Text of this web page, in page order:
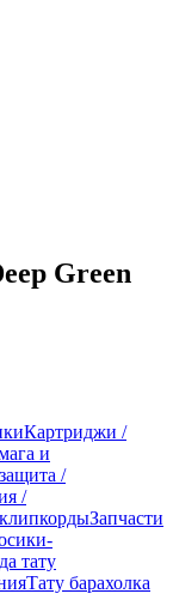
Green
Картриджи /
и
/
/
Запчасти
тату
Тату барахолка